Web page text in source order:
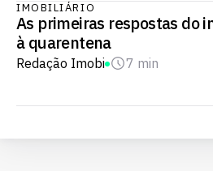
IMOBILIÁRIO
As primeiras respostas do
à quarentena
Redação Imobi 7 min